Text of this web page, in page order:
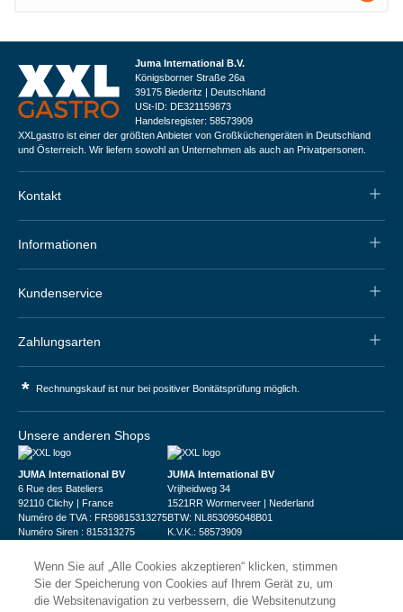
Juma International B.V.
Königsborner Straße 26a
39175 Biederitz | Deutschland
USt-ID: DE321159873
Handelsregister: 58573909
XXLgastro ist einer der größten Anbieter von Großküchengeräten in Deutschland
und Österreich. Wir liefern sowohl an Unternehmen als auch an Privatpersonen.
Kontakt
Informationen
Kundenservice
Zahlungsarten
* Rechnungskauf ist nur bei positiver Bonitätsprüfung möglich.
Unsere anderen Shops
JUMA International BV
6 Rue des Bateliers
92110 Clichy | France
Numéro de TVA : FR59815313275
Numéro Siren : 815313275
JUMA International BV
Vrijheidweg 34
1521RR Wormerveer | Nederland
BTW: NL853095048B01
K.V.K.: 58573909
Wenn Sie auf „Alle Cookies akzeptieren“ klicken, stimmen
Sie der Speicherung von Cookies auf Ihrem Gerät zu, um
die Websitenavigation zu verbessern, die Websitenutzung